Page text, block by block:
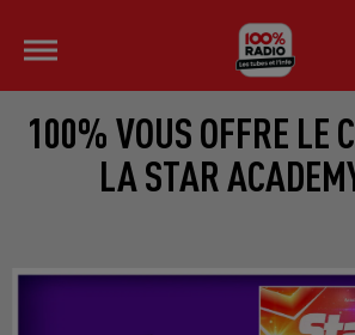
100% VOUS OFFRE LE
LA STAR